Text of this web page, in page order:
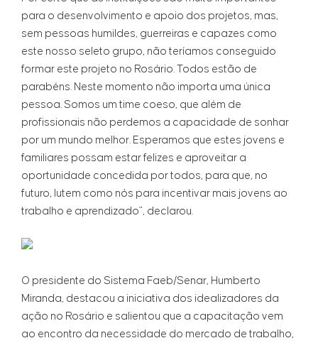
para o desenvolvimento e apoio dos projetos, mas,
sem pessoas humildes, guerreiras e capazes como
este nosso seleto grupo, não teríamos conseguido
formar este projeto no Rosário. Todos estão de
parabéns. Neste momento não importa uma única
pessoa. Somos um time coeso, que além de
profissionais não perdemos a capacidade de sonhar
por um mundo melhor. Esperamos que estes jovens e
familiares possam estar felizes e aproveitar a
oportunidade concedida por todos, para que, no
futuro, lutem como nós para incentivar mais jovens ao
trabalho e aprendizado", declarou.
O presidente do Sistema Faeb/Senar, Humberto
Miranda, destacou a iniciativa dos idealizadores da
ação no Rosário e salientou que a capacitação vem
ao encontro da necessidade do mercado de trabalho,